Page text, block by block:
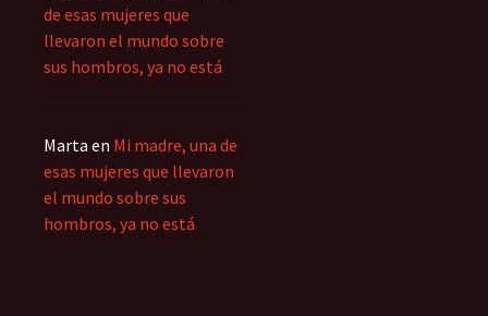
de esas mujeres que
llevaron el mundo sobre
sus hombros, ya no está
Marta en Mi madre, una de
esas mujeres que llevaron
el mundo sobre sus
hombros, ya no está